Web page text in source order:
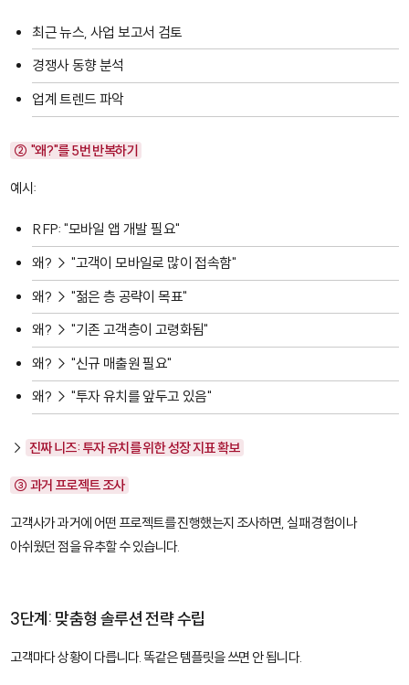
최근 뉴스, 사업 보고서 검토
경쟁사 동향 분석
업계 트렌드 파악
② "왜?"를 5번 반복하기
예시:
RFP: "모바일 앱 개발 필요"
왜? → "고객이 모바일로 많이 접속함"
왜? → "젊은 층 공략이 목표"
왜? → "기존 고객층이 고령화됨"
왜? → "신규 매출원 필요"
왜? → "투자 유치를 앞두고 있음"
→ 진짜 니즈: 투자 유치를 위한 성장 지표 확보
③ 과거 프로젝트 조사
고객사가 과거에 어떤 프로젝트를 진행했는지 조사하면, 실패 경험이나
아쉬웠던 점을 유추할 수 있습니다.
3단계: 맞춤형 솔루션 전략 수립
고객마다 상황이 다릅니다. 똑같은 템플릿을 쓰면 안 됩니다.